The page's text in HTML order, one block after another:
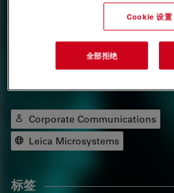
Speakers
Corporate Communications
Leica Microsystems
标签
Cookie 设置
全部拒绝